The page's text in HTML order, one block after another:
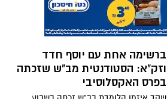
ברשימה אחת עם יוסף חדד
וזק"א: הסטודנטית מב"ש שזכתה
בפרס האקסלוסיבי